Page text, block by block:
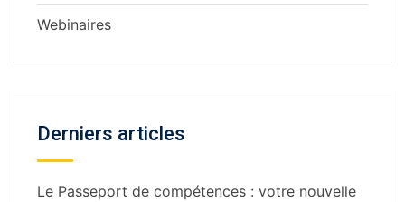
Webinaires
Derniers articles
Le Passeport de compétences : votre nouvelle